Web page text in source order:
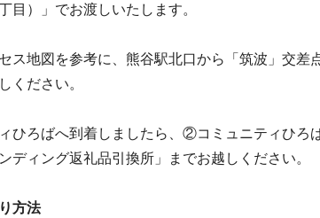
目）」でお渡しいたします。
セス地図を参考に、熊谷駅北口から「筑波」交差
ください。
ひろばへ到着しましたら、②コミュニティひろ
ディング返礼品引換所」までお越しください。
方法